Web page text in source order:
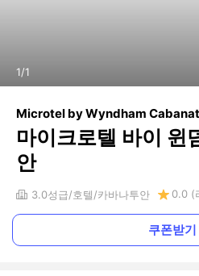
1/1
Microtel by Wyndham
마이크로텔 바이 윈
안
3.0성급 호텔 카바나투안 0.0 (
쿠폰받기